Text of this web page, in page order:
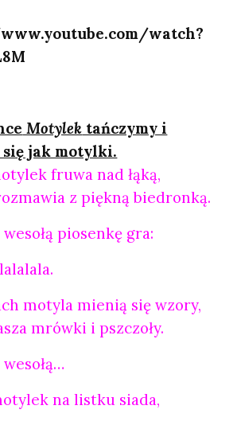
watch?
Motylek tańczymy i
się jak motylki.
fruwa nad łąką,
z piękną biedronką.
piosenkę gra:
motyla mienią się wzory,
mrówki i pszczoły.
na listku siada,